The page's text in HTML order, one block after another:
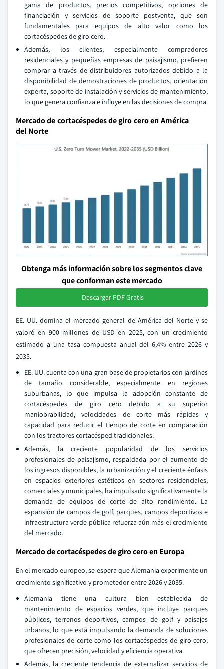
gama de productos, precios competitivos, opciones de
financiación y servicios de soporte postventa, que son
fundamentales para equipos de alto valor como los
cortacéspedes de giro cero.
Además, los clientes, especialmente compradores
residenciales y pequeñas empresas de paisajismo, prefieren
comprar a través de distribuidores autorizados debido a la
disponibilidad de demostraciones de productos, orientación
experta, soporte de instalación y servicios de mantenimiento,
lo que genera confianza e influye en las decisiones de compra.
Mercado de cortacéspedes de giro cero en América
del Norte
Obtenga más información sobre los segmentos clave
que conforman este mercado
Descargar PDF Gratis
EE. UU. domina el mercado general de América del Norte y se
valoró en 900 millones de USD en 2025, con un crecimiento
estimado a una tasa compuesta anual del 6,4% entre 2026 y
2035.
EE. UU. cuenta con una gran base de propietarios con jardines
de tamaño considerable, especialmente en regiones
suburbanas, lo que impulsa la adopción constante de
cortacéspedes de giro cero debido a su superior
maniobrabilidad, velocidades de corte más rápidas y
capacidad para reducir el tiempo de corte en comparación
con los tractores cortacésped tradicionales.
Además, la creciente popularidad de los servicios
profesionales de paisajismo, respaldada por el aumento de
los ingresos disponibles, la urbanización y el creciente énfasis
en espacios exteriores estéticos en sectores residenciales,
comerciales y municipales, ha impulsado significativamente la
demanda de equipos de corte de alto rendimiento. La
expansión de campos de golf, parques, campos deportivos e
infraestructura verde pública refuerza aún más el crecimiento
del mercado.
Mercado de cortacéspedes de giro cero en Europa
En el mercado europeo, se espera que Alemania experimente un
crecimiento significativo y prometedor entre 2026 y 2035.
Alemania tiene una cultura bien establecida de
mantenimiento de espacios verdes, que incluye parques
públicos, terrenos deportivos, campos de golf y paisajes
urbanos, lo que está impulsando la demanda de soluciones
profesionales de corte como los cortacéspedes de giro cero,
que ofrecen precisión, velocidad y eficiencia operativa.
Además, la creciente tendencia de externalizar servicios de